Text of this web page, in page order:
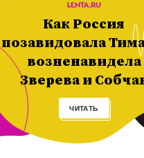
Как Россия
позавидовала
возненавидела
Зверева и
ЧИТАТЬ